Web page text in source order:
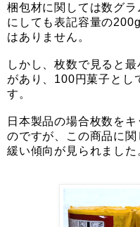
梱包材に関しては数グ
にしても表記容量の
はありません。
しかし、枚数で見ると
があり、100円菓子とし
す。
日本製品の場合枚数を
のですが、この商品に
緩い傾向が見られました